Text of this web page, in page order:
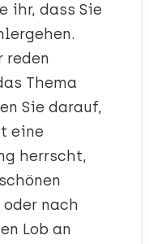
ihr, dass Sie
reden
Thema
Sie darauf,
eine
herrscht,
nach
Lob an